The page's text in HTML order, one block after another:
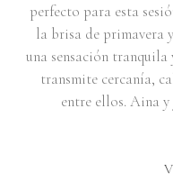
perfecto para esta
la brisa de primavera
una sensación
transmite cercanía,
entre ellos. Aina y